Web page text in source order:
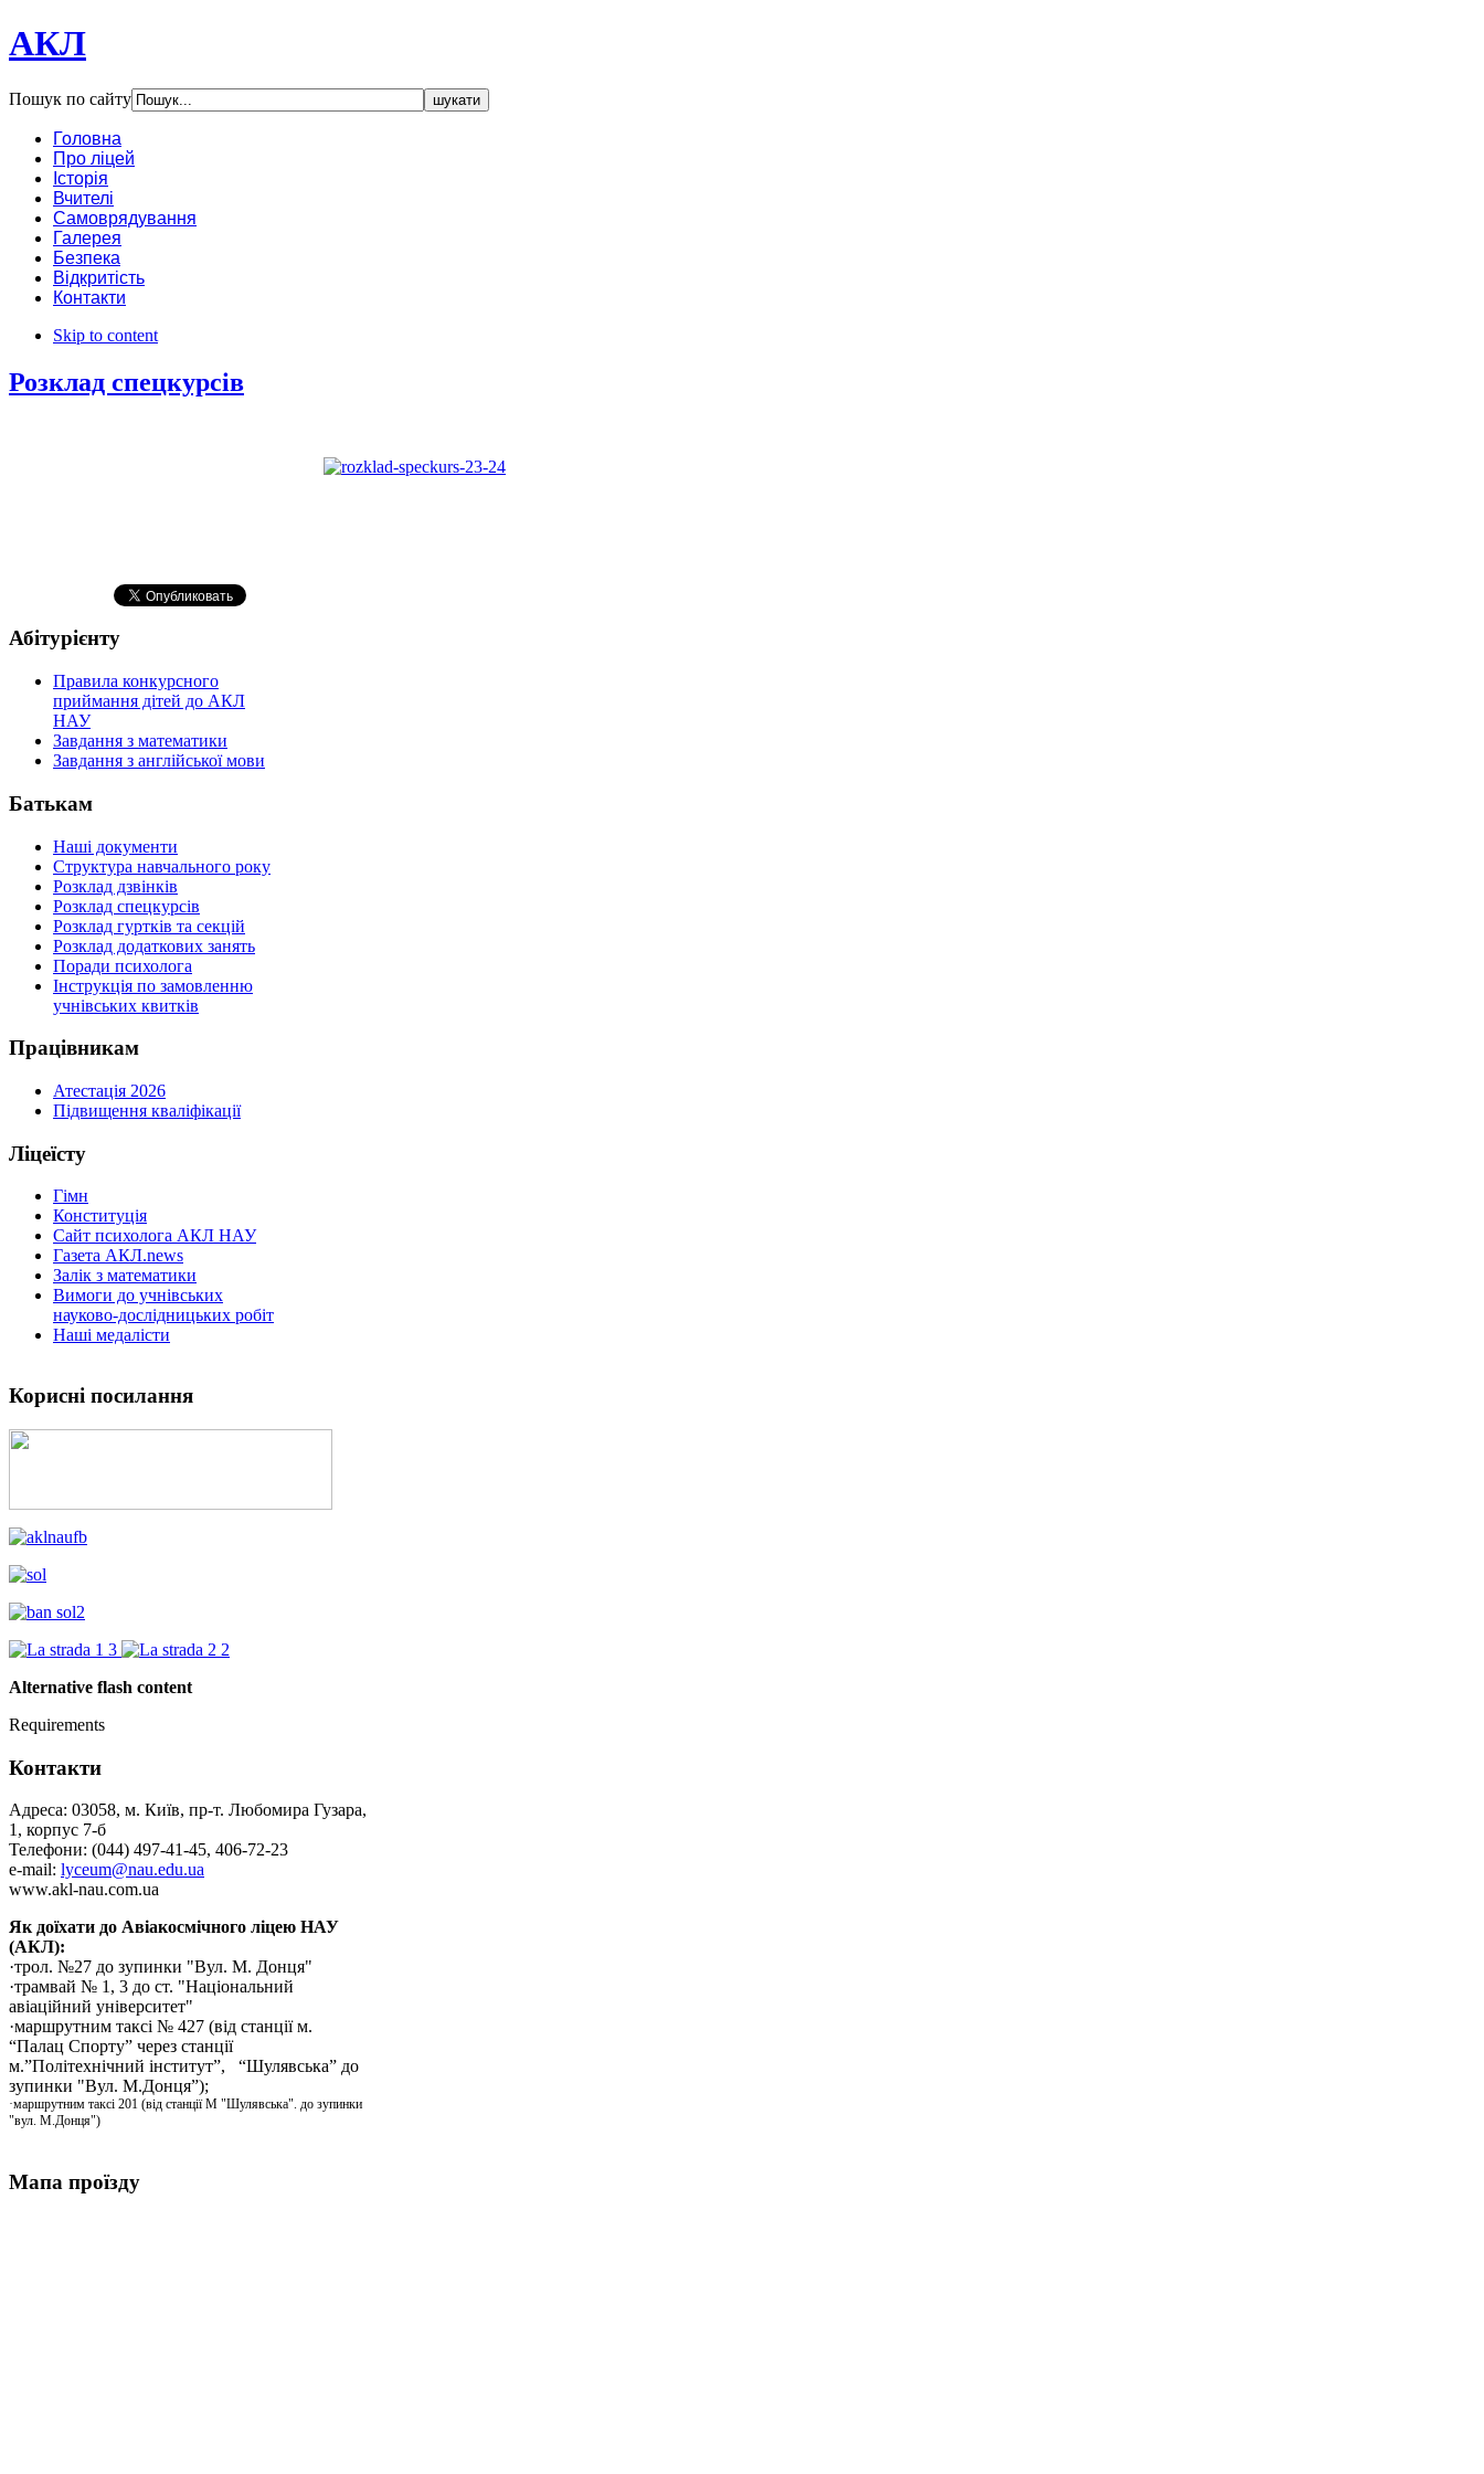
АКЛ
Пошук по сайту
Головна
Про ліцей
Історія
Вчителі
Самоврядування
Галерея
Безпека
Відкритість
Контакти
Skip to content
Розклад спецкурсiв
Абітурієнту
Правила конкурсного
приймання дітей до АКЛ
НАУ
Завдання з математики
Завдання з англійської мови
Батькам
Наші документи
Структура навчального року
Розклад дзвінків
Розклад спецкурсiв
Розклад гуртків та секцій
Розклад додаткових занять
Поради психолога
Інструкція по замовленню
учнівських квитків
Працівникам
Атестація 2026
Підвищення кваліфікації
Ліцеїсту
Гімн
Конституція
Сайт психолога АКЛ НАУ
Газета АКЛ.news
Залік з математики
Вимоги до учнівських
науково-дослідницьких робіт
Наші медалісти
Корисні посилання
Alternative flash content
Requirements
Контакти
Адреса: 03058, м. Київ, пр-т. Любомира Гузара,
1, корпус 7-б
Телефони: (044) 497-41-45, 406-72-23
e-mail: lyceum@nau.edu.ua
www.akl-nau.com.ua
Як доїхати до Авіакосмічного ліцею НАУ
(АКЛ):
·трол. №27 до зупинки "Вул. М. Донця"
·трамвай № 1, 3 до ст. "Національний
авіаційний університет"
·маршрутним таксі № 427 (від станції м.
“Палац Спорту” через станції
м.”Політехнічний інститут”, “Шулявська” до
зупинки "Вул. М.Донця”);
·маршрутним таксі 201 (від станції М "Шулявська". до зупинки
"вул. М.Донця")
Мапа проїзду